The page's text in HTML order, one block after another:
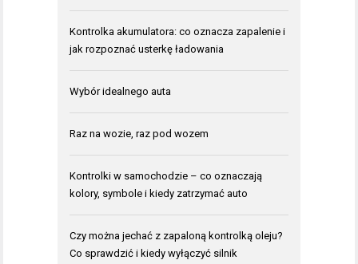
Kontrolka akumulatora: co oznacza zapalenie i
jak rozpoznać usterkę ładowania
Wybór idealnego auta
Raz na wozie, raz pod wozem
Kontrolki w samochodzie – co oznaczają
kolory, symbole i kiedy zatrzymać auto
Czy można jechać z zapaloną kontrolką oleju?
Co sprawdzić i kiedy wyłączyć silnik